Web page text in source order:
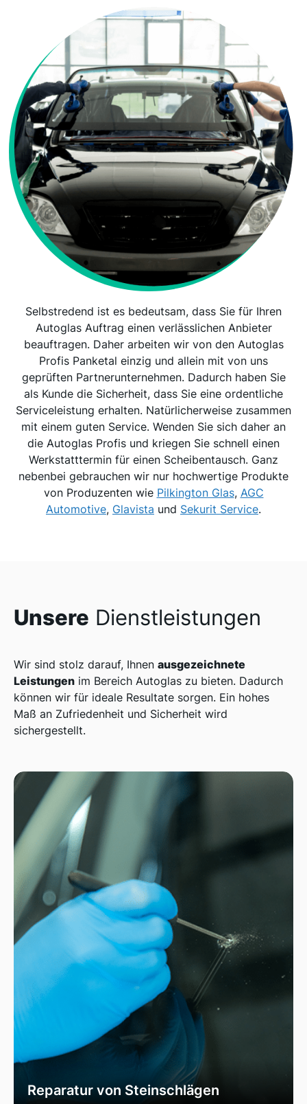
Selbstredend ist es bedeutsam, dass Sie für Ihren
Autoglas Auftrag einen verlässlichen Anbieter
beauftragen. Daher arbeiten wir von den Autoglas
Profis Panketal einzig und allein mit von uns
geprüften Partnerunternehmen. Dadurch haben Sie
als Kunde die Sicherheit, dass Sie eine ordentliche
Serviceleistung erhalten. Natürlicherweise zusammen
mit einem guten Service. Wenden Sie sich daher an
die Autoglas Profis und kriegen Sie schnell einen
Werkstatttermin für einen Scheibentausch. Ganz
nebenbei gebrauchen wir nur hochwertige Produkte
von Produzenten wie Pilkington Glas, AGC
Automotive, Glavista und Sekurit Service.
Unsere Dienstleistungen
Wir sind stolz darauf, Ihnen ausgezeichnete
Leistungen im Bereich Autoglas zu bieten. Dadurch
können wir für ideale Resultate sorgen. Ein hohes
Maß an Zufriedenheit und Sicherheit wird
sichergestellt.
Reparatur von Steinschlägen